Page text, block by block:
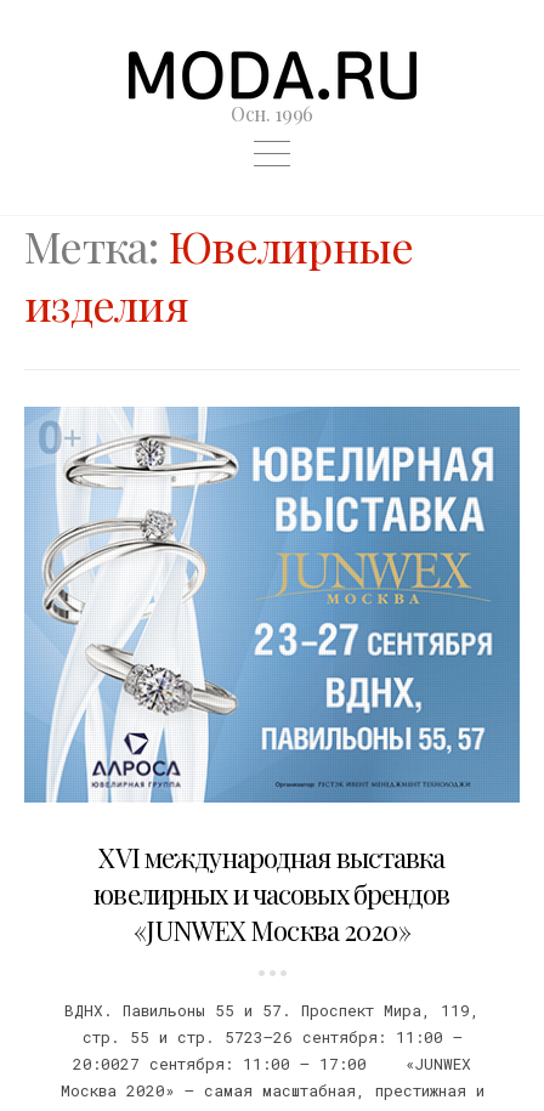
Осн. 1996
Метка: Ювелирные
изделия
XVI международная выставка
ювелирных и часовых брендов
«JUNWEX Москва 2020»
ВДНХ. Павильоны 55 и 57. Проспект Мира, 119,
стр. 55 и стр. 5723–26 сентября: 11:00 –
20:0027 сентября: 11:00 – 17:00 «JUNWEX
Москва 2020» – самая масштабная, престижная и